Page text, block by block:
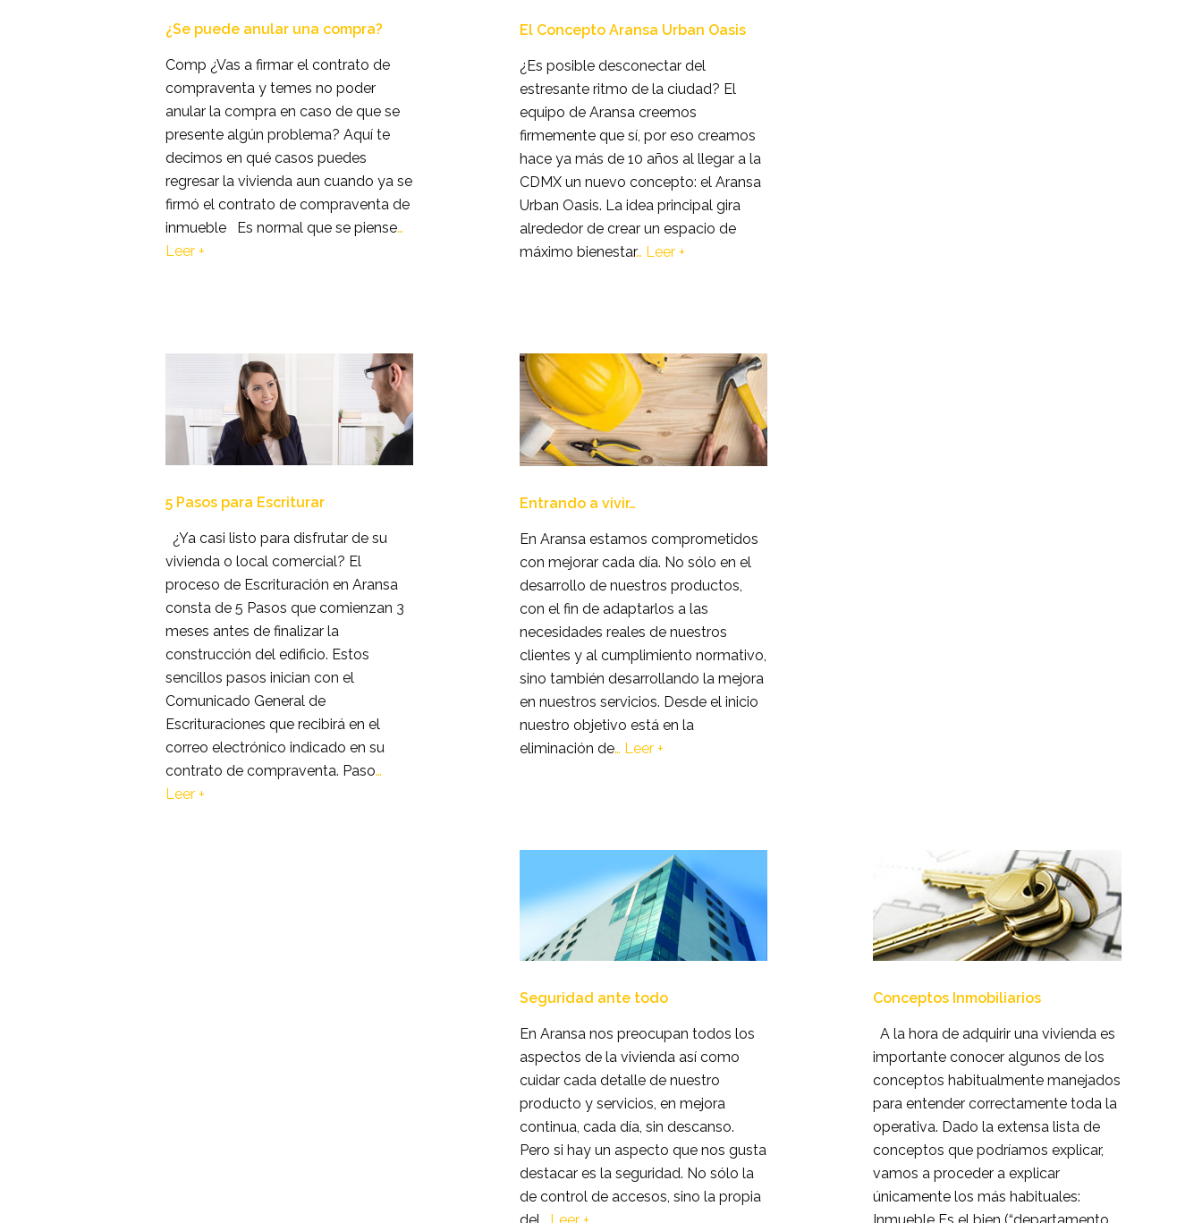
¿Se puede anular una compra?
Comp ¿Vas a firmar el contrato de
compraventa y temes no poder
anular la compra en caso de que se
presente algún problema? Aquí te
decimos en qué casos puedes
regresar la vivienda aun cuando ya se
firmó el contrato de compraventa de
inmueble Es normal que se piense…
Leer +
El Concepto Aransa Urban Oasis
¿Es posible desconectar del
estresante ritmo de la ciudad? El
equipo de Aransa creemos
firmemente que sí, por eso creamos
hace ya más de 10 años al llegar a la
CDMX un nuevo concepto: el Aransa
Urban Oasis. La idea principal gira
alrededor de crear un espacio de
máximo bienestar… Leer +
5 Pasos para Escriturar
¿Ya casi listo para disfrutar de su
vivienda o local comercial? El
proceso de Escrituración en Aransa
consta de 5 Pasos que comienzan 3
meses antes de finalizar la
construcción del edificio. Estos
sencillos pasos inician con el
Comunicado General de
Escrituraciones que recibirá en el
correo electrónico indicado en su
contrato de compraventa. Paso…
Leer +
Entrando a vivir…
En Aransa estamos comprometidos
con mejorar cada día. No sólo en el
desarrollo de nuestros productos,
con el fin de adaptarlos a las
necesidades reales de nuestros
clientes y al cumplimiento normativo,
sino también desarrollando la mejora
en nuestros servicios. Desde el inicio
nuestro objetivo está en la
eliminación de… Leer +
Seguridad ante todo
En Aransa nos preocupan todos los
aspectos de la vivienda así como
cuidar cada detalle de nuestro
producto y servicios, en mejora
continua, cada día, sin descanso.
Pero si hay un aspecto que nos gusta
destacar es la seguridad. No sólo la
de control de accesos, sino la propia
Conceptos Inmobiliarios
A la hora de adquirir una vivienda es
importante conocer algunos de los
conceptos habitualmente manejados
para entender correctamente toda la
operativa. Dado la extensa lista de
conceptos que podríamos explicar,
vamos a proceder a explicar
únicamente los más habituales: